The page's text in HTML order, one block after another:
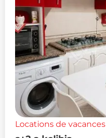
Locations de vacances